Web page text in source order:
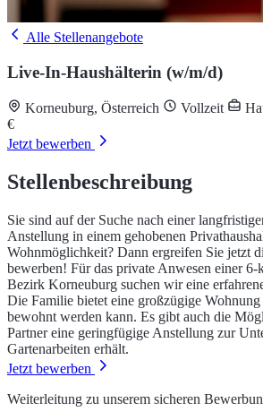
Alle Stellenangebote
Live-In-Haushälterin (w/m/d)
Korneuburg, Österreich Vollzeit
€
Jetzt bewerben
Stellenbeschreibung
Sie sind auf der Suche nach einer
Anstellung in einem gehobenen
Wohnmöglichkeit? Dann ergreifen Sie jetzt
bewerben! Für das private Anwesen einer
Bezirk Korneuburg suchen wir eine
Die Familie bietet eine großzügige
bewohnt werden kann. Es gibt auch die
Partner eine geringfügige Anstellung zur
Gartenarbeiten erhält.
Jetzt bewerben
Weiterleitung zu unserem sicheren